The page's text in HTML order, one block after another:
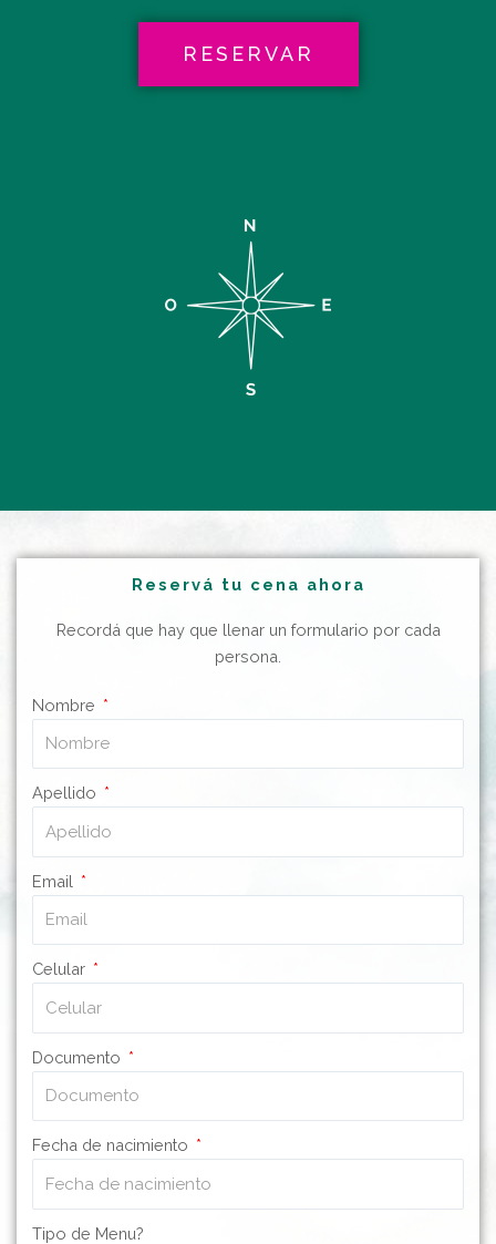
RESERVAR
Reservá tu cena ahora
Recordá que hay que llenar un formulario por cada
persona.
Nombre
Apellido
Email
Celular
Documento
Fecha de nacimiento
Tipo de Menu?